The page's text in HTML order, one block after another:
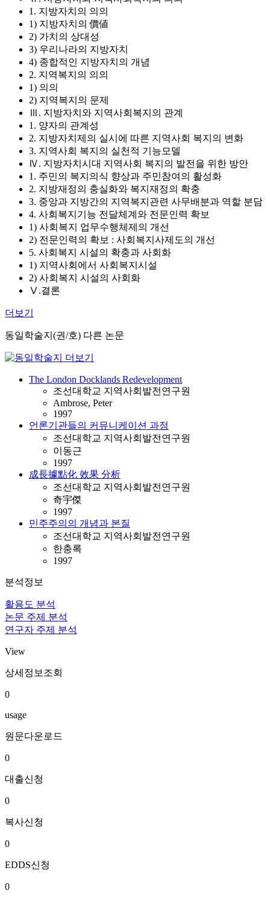
1. 지방자치의 의의
1) 지방자치의 價値
2) 가치의 상대성
3) 우리나라의 지방자치
4) 종합적인 지방자치의 개념
2. 지역복지의 의의
1) 의의
2) 지역복지의 문제
Ⅲ. 지방자치와 지역사회복지의 관계
1. 양자의 관계성
2. 지방자치제의 실시에 따른 지역사회 복지의 변화
3. 지역사회 복지의 실천적 기능모델
Ⅳ. 지방자치시대 지역사회 복지의 발전을 위한 방안
1. 주민의 복지의식 향상과 주민참여의 활성화
2. 지방재정의 충실화와 복지재정의 확충
3. 중앙과 지방간의 지역복지관련 사무배분과 역할 분담
4. 사회복지기능 전달체계와 전문인력 확보
1) 사회복지 업무수행체제의 개선
2) 전문인력의 확보 : 사회복지사제도의 개선
5. 사회복지 시설의 확충과 사회화
1) 지역사회에서 사회복지시설
2) 사회복지 시설의 사회화
Ⅴ.결론
더보기
동일학술지(권/호) 다른 논문
The London Docklands Redevelopment
조선대학교 지역사회발전연구원
Ambrose, Peter
1997
언론기관들의 커뮤니케이션 과정
조선대학교 지역사회발전연구원
이동근
1997
成長據點化 效果 分析
조선대학교 지역사회발전연구원
奇宇傑
1997
민주주의의 개념과 본질
조선대학교 지역사회발전연구원
한충록
1997
분석정보
활용도 분석
논문 주제 분석
연구자 주제 분석
View
상세정보조회
0
usage
원문다운로드
0
대출신청
0
복사신청
0
EDDS신청
0